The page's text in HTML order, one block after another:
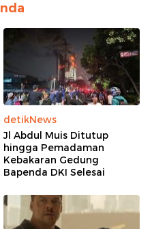
detikNews
Jl Abdul Muis Ditutup
hingga Pemadaman
Kebakaran Gedung
Bapenda DKI Selesai